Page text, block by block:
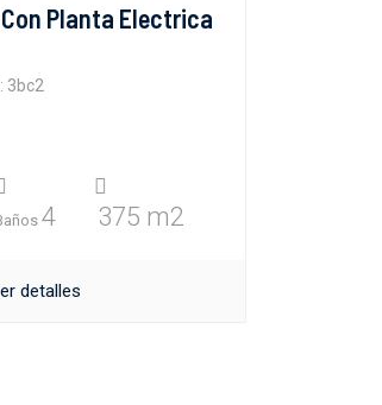
Planta Electrica
3bc2
4 375 m2
detalles